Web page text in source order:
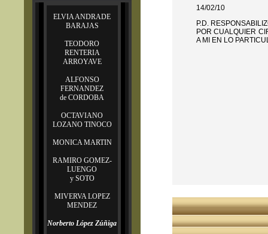
ELVIA ANDRADE
BARAJAS
TEODORO
RENTERIA
ARROYAVE
ALFONSO
FERNANDEZ
de CORDOBA
OCTAVIANO
LOZANO TINOCO
MONICA MARTIN
RAMIRO GOMEZ-
LUENGO
y SOTO
MIVERVA LOPEZ
MENDEZ
Norberto López Zúñiga
14/02/10
P.D.
POR CUALQUIER
A MI EN LO